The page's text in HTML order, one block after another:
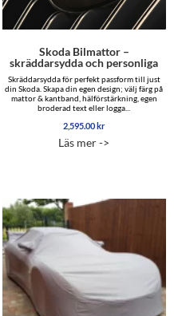
Skoda Bilmattor –
skräddarsydda och personliga
Skräddarsydda för perfekt passform till just
din Skoda. Skapa din egen design; välj färg på
mattor & kantband, hälförstärkning, egen
broderad text eller logga...
2,595.00 kr
Läs mer ->